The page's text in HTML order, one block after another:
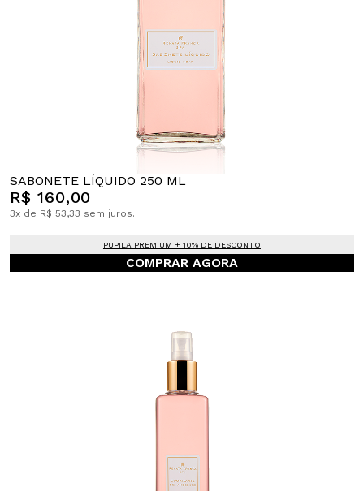
SABONETE LÍQUIDO 250 ML
R$ 160,00
3x de R$ 53,33 sem juros.
PUPILA PREMIUM + 10% DE DESCONTO
COMPRAR AGORA